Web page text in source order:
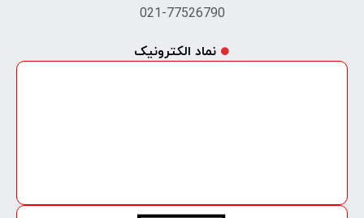
021-77526790
نماد الکترونیک